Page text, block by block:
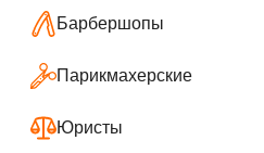
Барбершопы
Парикмахерские
Юристы